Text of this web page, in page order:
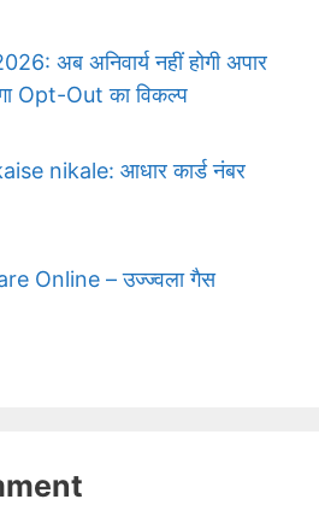
अब अनिवार्य नहीं होगी अपार
Opt-Out का विकल्प
nikale: आधार कार्ड नंबर
Online – उज्ज्वला गैस